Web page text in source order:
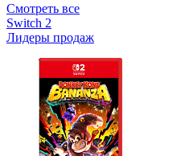
Смотреть все
Switch 2
Лидеры продаж